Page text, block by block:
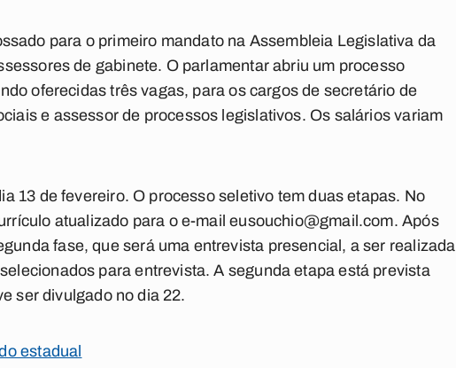
para o primeiro mandato na Assembleia Legislativa da
de gabinete. O parlamentar abriu um processo
oferecidas três vagas, para os cargos de secretário de
e assessor de processos legislativos. Os salários variam
13 de fevereiro. O processo seletivo tem duas etapas. No
atualizado para o e-maileusouchio@gmail.com. Após
fase, que será uma entrevista presencial, a ser realizada
para entrevista. A segunda etapa está prevista
ser divulgado no dia 22.
estadual